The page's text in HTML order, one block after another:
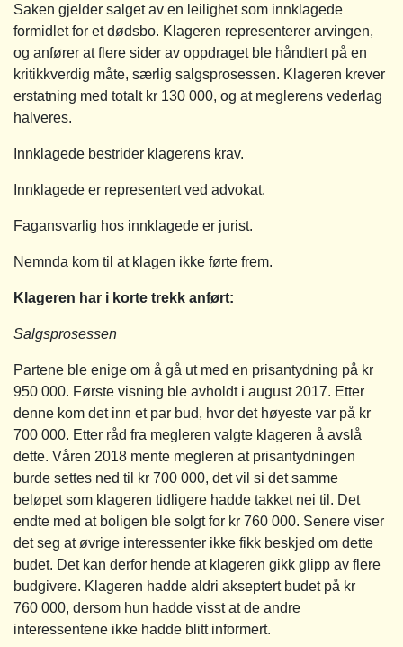
Saken gjelder salget av en leilighet som innklagede
formidlet for et dødsbo. Klageren representerer arvingen,
og anfører at flere sider av oppdraget ble håndtert på en
kritikkverdig måte, særlig salgsprosessen. Klageren krever
erstatning med totalt kr 130 000, og at meglerens vederlag
halveres.
Innklagede bestrider klagerens krav.
Innklagede er representert ved advokat.
Fagansvarlig hos innklagede er jurist.
Nemnda kom til at klagen ikke førte frem.
Klageren har i korte trekk anført:
Salgsprosessen
Partene ble enige om å gå ut med en prisantydning på kr
950 000. Første visning ble avholdt i august 2017. Etter
denne kom det inn et par bud, hvor det høyeste var på kr
700 000. Etter råd fra megleren valgte klageren å avslå
dette. Våren 2018 mente megleren at prisantydningen
burde settes ned til kr 700 000, det vil si det samme
beløpet som klageren tidligere hadde takket nei til. Det
endte med at boligen ble solgt for kr 760 000. Senere viser
det seg at øvrige interessenter ikke fikk beskjed om dette
budet. Det kan derfor hende at klageren gikk glipp av flere
budgivere. Klageren hadde aldri akseptert budet på kr
760 000, dersom hun hadde visst at de andre
interessentene ikke hadde blitt informert.